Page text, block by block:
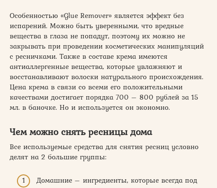
Особенностью «Glue Remover» является эффект без
испарений. Можно быть уверенными, что вредные
вещества в глаза не попадут, поэтому их можно не
закрывать при проведении косметических манипуляций
с ресничками. Также в составе крема имеются
антиаллергенные вещества, которые увлажняют и
восстанавливают волоски натурального происхождения.
Цена крема в связи со всеми его положительными
качествами достигает порядка 700 – 800 рублей за 15
мл. в баночке. Но и используется он экономно.
Чем можно снять ресницы дома
Все используемые средства для снятия ресниц условно
делят на 2 большие группы:
Домашние – ингредиенты, которые всегда под